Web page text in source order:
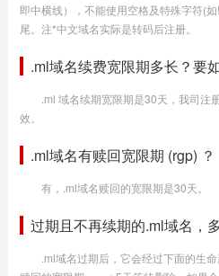
即中横线），不能使用空格及特殊字符(
尾。注*中文域名实际是转码后注册。
.ml域名续费宽限期多长？要
.ml 域名续期宽限期是30天，我司注
效。
.ml域名有赎回宽限期 (rgp) ？
有，.ml域名赎回的宽限期是30天。
过期且不再续期的.ml域名，
.ml域名过期后，它会经过下面的生